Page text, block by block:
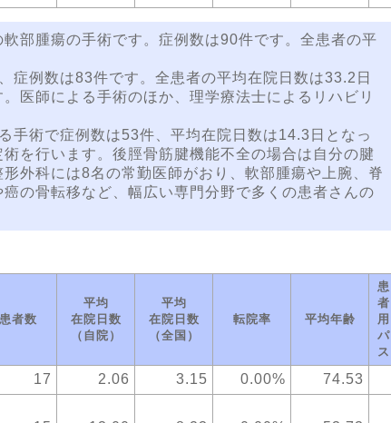
部腫瘍の手術です。症例数は90件です。全患者の平
例数は83件です。全患者の平均在院日数は33.2日
医師による手術のほか、理学療法士によるリハビリ
術で症例数は53件、平均在院日数は14.3日となっ
を行います。後脛骨筋腱機能不全の場合は自分の腱
外科には8名の常勤医師がおり、軟部腫瘍や上腕、脊
の骨転移など、幅広い専門分野で多くの患者さんの
患者数
平均
在院日数
（自院）
平均
在院日数
（全国）
転院率 平均年齢
患
者
用
パ
ス
17 2.06 3.15 0.00% 74.53